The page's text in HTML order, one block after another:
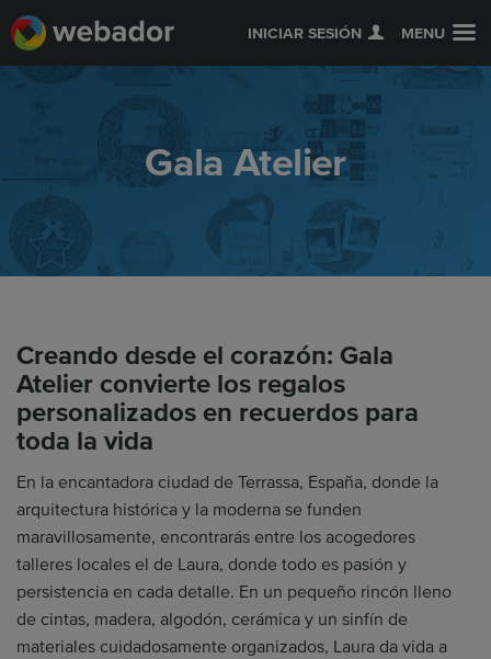
INICIAR SESIÓN MENU
Gala Atelier
Creando desde el corazón: Gala
Atelier convierte los regalos
personalizados en recuerdos para
toda la vida
En la encantadora ciudad de Terrassa, España, donde la
arquitectura histórica y la moderna se funden
maravillosamente, encontrarás entre los acogedores
talleres locales el de Laura, donde todo es pasión y
persistencia en cada detalle. En un pequeño rincón lleno
de cintas, madera, algodón, cerámica y un sinfín de
materiales cuidadosamente organizados, Laura da vida a